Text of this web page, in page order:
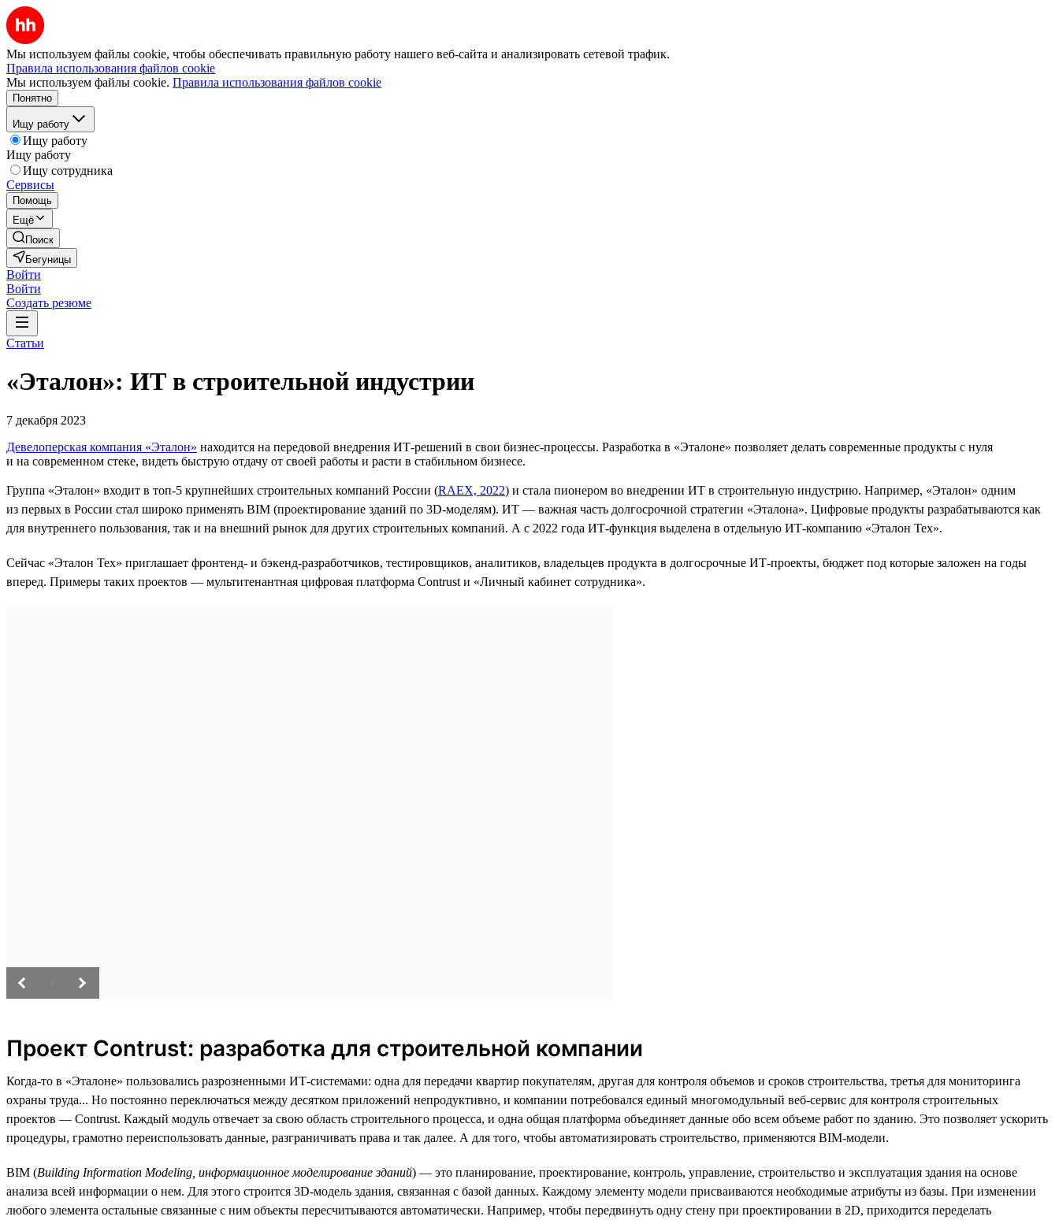
Мы используем файлы cookie, чтобы обеспечивать правильную работу нашего веб-сайта и анализировать сетевой трафик.
Правила использования файлов cookie
Мы используем файлы cookie. Правила использования файлов cookie
Понятно
Ищу работу
Ищу работу
Ищу работу
Ищу сотрудника
Сервисы
Помощь
Ещё
Поиск
Бегуницы
Войти
Войти
Создать резюме
Статьи
«Эталон»: ИТ в строительной индустрии
7 декабря 2023
Девелоперская компания «Эталон» находится на передовой внедрения ИТ-решений в свои бизнес-процессы. Разработка в «Эталоне» позволяет делать современные продукты с нуля
и на современном стеке, видеть быструю отдачу от своей работы и расти в стабильном бизнесе.
Группа «Эталон» входит в топ-5 крупнейших строительных компаний России (RAEX, 2022) и стала пионером во внедрении ИТ в строительную индустрию. Например, «Эталон» одним
из первых в России стал широко применять BIM (проектирование зданий по 3D-моделям). ИТ — важная часть долгосрочной стратегии «Эталона». Цифровые продукты разрабатываются как
для внутреннего пользования, так и на внешний рынок для других строительных компаний. А с 2022 года ИТ-функция выделена в отдельную ИТ-компанию «Эталон Тех».
Сейчас «Эталон Тех» приглашает фронтенд- и бэкенд-разработчиков, тестировщиков, аналитиков, владельцев продукта в долгосрочные ИТ-проекты, бюджет под которые заложен на годы
вперед. Примеры таких проектов — мультитенантная цифровая платформа Contrust и «Личный кабинет сотрудника».
Проект Contrust: разработка для строительной компании
Когда-то в «Эталоне» пользовались разрозненными ИТ-системами: одна для передачи квартир покупателям, другая для контроля объемов и сроков строительства, третья для мониторинга
охраны труда... Но постоянно переключаться между десятком приложений непродуктивно, и компании потребовался единый многомодульный веб-сервис для контроля строительных
проектов — Contrust. Каждый модуль отвечает за свою область строительного процесса, и одна общая платформа объединяет данные обо всем объеме работ по зданию. Это позволяет ускорить
процедуры, грамотно переиспользовать данные, разграничивать права и так далее. А для того, чтобы автоматизировать строительство, применяются BIM-модели.
BIM (Building Information Modeling, информационное моделирование зданий) — это планирование, проектирование, контроль, управление, строительство и эксплуатация здания на основе
анализа всей информации о нем. Для этого строится 3D-модель здания, связанная с базой данных. Каждому элементу модели присваиваются необходимые атрибуты из базы. При изменении
любого элемента остальные связанные с ним объекты пересчитываются автоматически. Например, чтобы передвинуть одну стену при проектировании в 2D, приходится переделать